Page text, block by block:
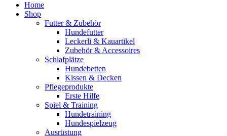
Home
Shop
Futter & Zubehör
Hundefutter
Leckerli & Kauartikel
Zubehör & Accessoires
Schlafplätze
Hundebetten
Kissen & Decken
Pflegeprodukte
Erste Hilfe
Spiel & Training
Hundetraining
Hundespielzeug
Ausrüstung